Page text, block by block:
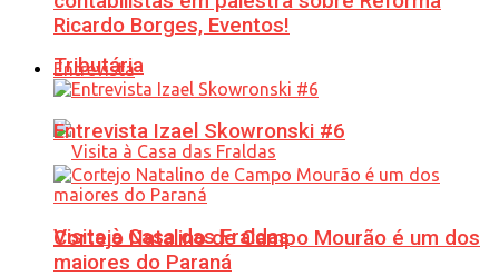
Tributária
Visita à Casa das Fraldas
Ricardo Borges, Eventos!
Entrevista
Entrevista Izael Skowronski #6
Cortejo Natalino de Campo Mourão é um dos
maiores do Paraná